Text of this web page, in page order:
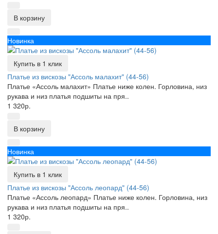
В корзину
Новинка
Купить в 1 клик
Платье из вискозы "Ассоль малахит" (44-56)
Платье «Ассоль малахит» Платье ниже колен. Горловина, низ
рукава и низ платья подшиты на пря..
1 320р.
В корзину
Новинка
Купить в 1 клик
Платье из вискозы "Ассоль леопард" (44-56)
Платье «Ассоль леопард» Платье ниже колен. Горловина, низ
рукава и низ платья подшиты на пря..
1 320р.